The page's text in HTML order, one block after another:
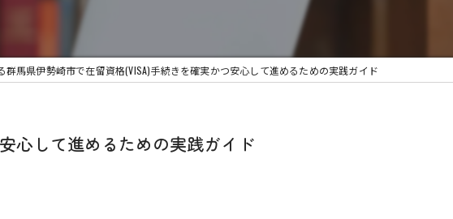
群馬県伊勢崎市で在留資格(VISA)手続きを確実かつ安心して進めるための実践ガイド
心して進めるための実践ガイド